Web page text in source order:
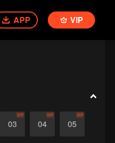
APP VIP
03
VIP
04
VIP
05
VIP